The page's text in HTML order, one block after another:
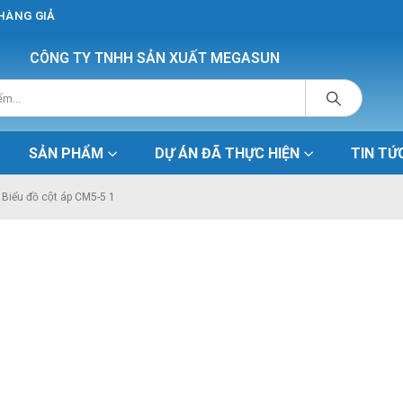
GIẢ
CÔNG TY TNHH SẢN XUẤT MEGASUN
SẢN PHẨM DỰ ÁN ĐÃ THỰC HIỆN TIN
Biểu đồ cột áp CM5-5 1